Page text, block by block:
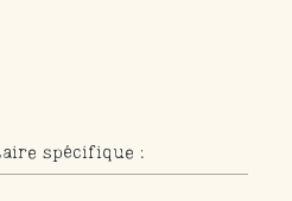
& vaisselle
spécifique :